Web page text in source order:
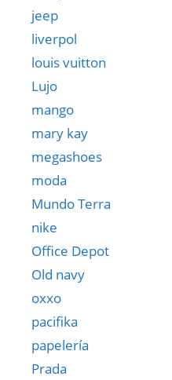
jeep
liverpol
louis vuitton
Lujo
mango
mary kay
megashoes
moda
Mundo Terra
nike
Office Depot
Old navy
oxxo
pacifika
papelería
Prada